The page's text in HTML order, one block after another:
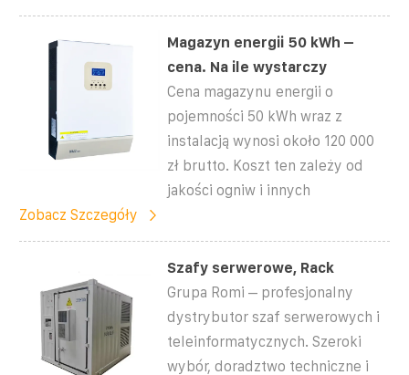
Magazyn energii 50 kWh –
cena. Na ile wystarczy
Cena magazynu energii o
pojemności 50 kWh wraz z
instalacją wynosi około 120 000
zł brutto. Koszt ten zależy od
jakości ogniw i innych
Zobacz Szczegóły
Szafy serwerowe, Rack
Grupa Romi – profesjonalny
dystrybutor szaf serwerowych i
teleinformatycznych. Szeroki
wybór, doradztwo techniczne i